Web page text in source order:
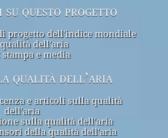
questo progetto
progetto dell'indice mondiale
dell'aria
e media
qualità dell’aria
e articoli sulla qualità
dell'aria
sulla qualità dell'aria
della qualità dell'aria